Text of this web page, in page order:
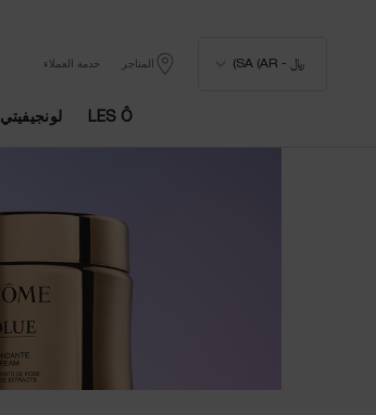
﷼ - SA (AR) المتاجر خدمة العملاء
LES Ô لونجيفيتي MD الجديد